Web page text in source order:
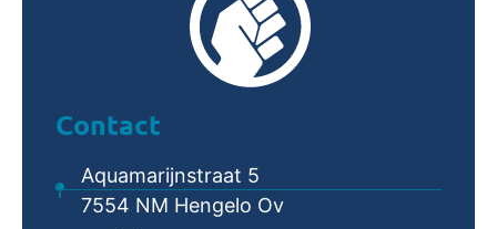
Contact
Aquamarijnstraat 5
7554 NM Hengelo Ov